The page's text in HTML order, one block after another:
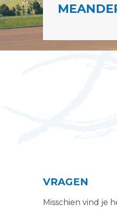
VRAGEN
Misschien vind je